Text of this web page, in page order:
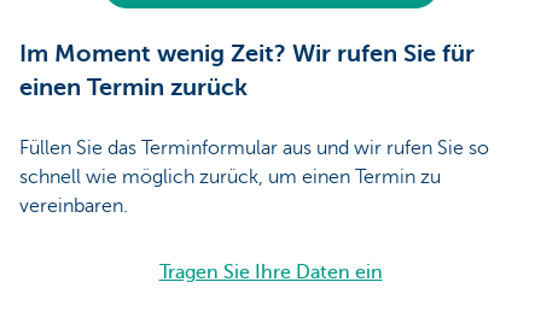
Im Moment wenig Zeit? Wir rufen Sie für
einen Termin zurück
Füllen Sie das Terminformular aus und wir rufen Sie so
schnell wie möglich zurück, um einen Termin zu
vereinbaren.
Tragen Sie Ihre Daten ein